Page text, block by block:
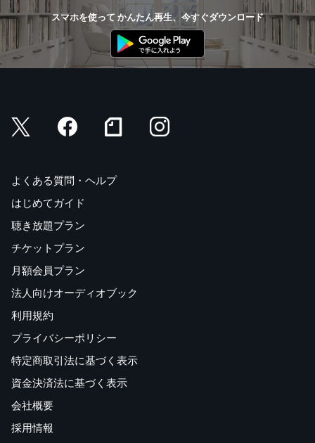
スマホを使って かんたん再生、今すぐダウンロード
よくある質問・ヘルプ
はじめてガイド
聴き放題プラン
チケットプラン
月額会員プラン
法人向けオーディオブック
利用規約
プライバシーポリシー
特定商取引法に基づく表示
資金決済法に基づく表示
会社概要
採用情報